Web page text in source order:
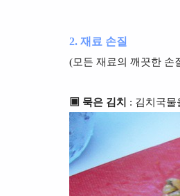
2. 재료 손질
(모든 재료의 깨끗한 손
▣ 묵은 김치 : 김치국물